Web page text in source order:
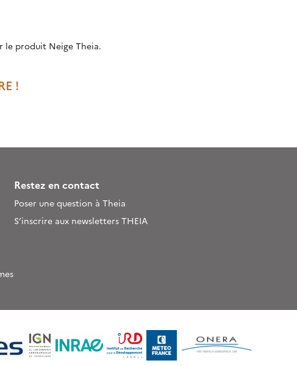
le produit Neige Theia.
!
Restez en contact
Poser une question à Theia
S’inscrire aux newsletters THEIA